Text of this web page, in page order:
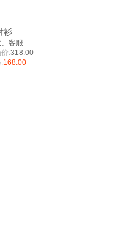
衫
客服
:318.00
168.00